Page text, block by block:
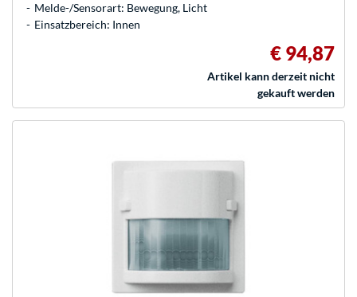
Melde-/Sensorart: Bewegung, Licht
Einsatzbereich: Innen
€ 94,87
Artikel kann derzeit nicht
gekauft werden